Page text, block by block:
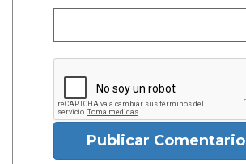
Publicar Comentario